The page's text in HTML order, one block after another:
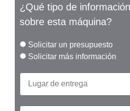
¿Qué tipo de
sobre esta máquina?
Solicitar un presupuesto
Solicitar más información